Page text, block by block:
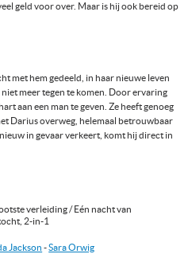
geld voor over. Maar is hij ook bereid op
met hem gedeeld, in haar nieuwe leven
meer tegen te komen. Door ervaring
aan een man te geven. Ze heeft genoeg
Darius overweg, helemaal betrouwbaar
in gevaar verkeert, komt hij direct in
verleiding / Eén nacht van
2-in-1
Jackson -Sara Orwig